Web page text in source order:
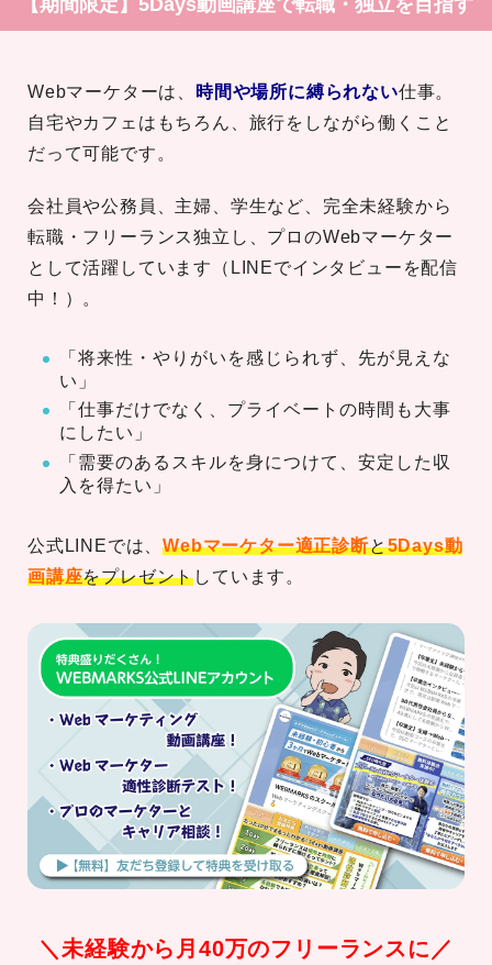
Webマーケターは、 時間や場所に縛られない仕事。
自宅やカフェはもちろん、旅行をしながら働くこと
だって可能です。
会社員や公務員、主婦、学生など、完全未経験から
転職・フリーランス独立し、プロのWebマーケター
として活躍しています（LINEでインタビューを配信
中！）。
「将来性・やりがいを感じられず、先が見えな
い」
「仕事だけでなく、プライベートの時間も大事
にしたい」
「需要のあるスキルを身につけて、安定した収
入を得たい」
公式LINEでは、Webマーケター適正診断と5Days動
画講座をプレゼントしています。
＼未経験から月40万のフリーランスに／